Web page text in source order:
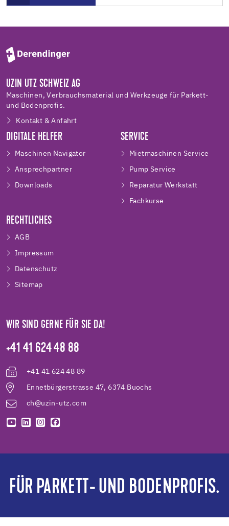
UZIN UTZ SCHWEIZ AG
Maschinen, Verbrauchsmaterial und Werkzeuge für Parkett-
und Bodenprofis.
Kontakt & Anfahrt
DIGITALE HELFER
Maschinen Navigator
Ansprechpartner
Downloads
SERVICE
Mietmaschinen Service
Pump Service
Reparatur Werkstatt
Fachkurse
RECHTLICHES
AGB
Impressum
Datenschutz
Sitemap
WIR SIND GERNE FÜR SIE DA!
+41 41 624 48 88
+41 41 624 48 89
Ennetbürgerstrasse 47, 6374 Buochs
ch@uzin-utz.com
FÜR PARKETT- UND BODENPROFIS.